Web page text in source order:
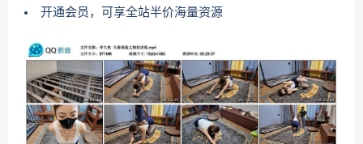
开通会员，可享全站半价海量资源